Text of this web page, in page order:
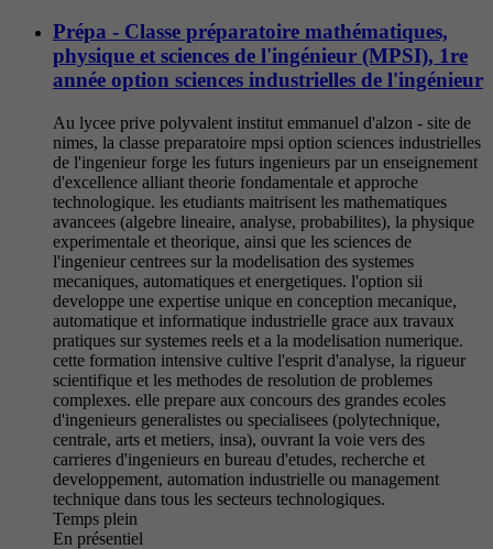
Prépa - Classe préparatoire mathématiques,
physique et sciences de l'ingénieur (MPSI), 1re
année option sciences industrielles de l'ingénieur
Au lycee prive polyvalent institut emmanuel d'alzon - site de
nimes, la classe preparatoire mpsi option sciences industrielles
de l'ingenieur forge les futurs ingenieurs par un enseignement
d'excellence alliant theorie fondamentale et approche
technologique. les etudiants maitrisent les mathematiques
avancees (algebre lineaire, analyse, probabilites), la physique
experimentale et theorique, ainsi que les sciences de
l'ingenieur centrees sur la modelisation des systemes
mecaniques, automatiques et energetiques. l'option sii
developpe une expertise unique en conception mecanique,
automatique et informatique industrielle grace aux travaux
pratiques sur systemes reels et a la modelisation numerique.
cette formation intensive cultive l'esprit d'analyse, la rigueur
scientifique et les methodes de resolution de problemes
complexes. elle prepare aux concours des grandes ecoles
d'ingenieurs generalistes ou specialisees (polytechnique,
centrale, arts et metiers, insa), ouvrant la voie vers des
carrieres d'ingenieurs en bureau d'etudes, recherche et
developpement, automation industrielle ou management
technique dans tous les secteurs technologiques.
Temps plein
En présentiel